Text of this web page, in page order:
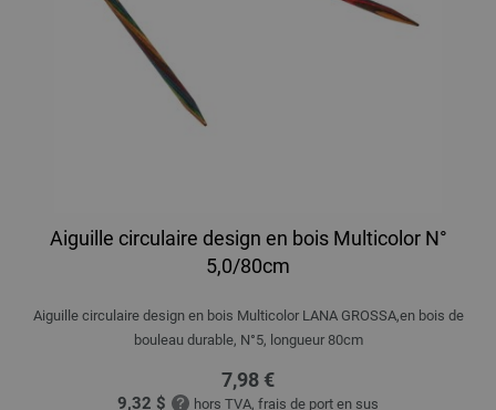
Aiguille circulaire design en bois Multicolor N°
5,0/80cm
Aiguille circulaire design en bois Multicolor LANA GROSSA,en bois de
bouleau durable, N°5, longueur 80cm
7,98 €
9,32 $ hors TVA, frais de port en sus